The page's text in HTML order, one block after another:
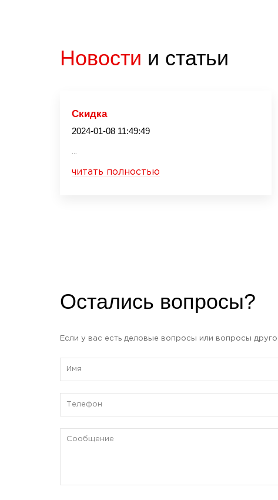
Новости и статьи
Скидка
2024-01-08 11:49:49
читать полностью
Остались вопросы?
Если у вас есть деловые вопросы или вопросы